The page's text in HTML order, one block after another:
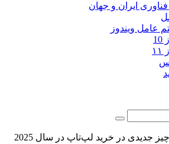
فناوری ایران و جهان
عامل ویندوز
جستجو
چه چیز جدیدی در خرید لپ‌تاپ در سال 2025